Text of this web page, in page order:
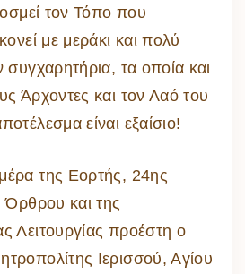
τον Τόπο που
με μεράκι και πολύ
συγχαρητήρια, τα οποία και
Άρχοντες και τον Λαό του
είναι εξαίσιο!
της Εορτής, 24ης
Όρθρου και της
Λειτουργίας προέστη ο
Ιερισσού, Αγίου